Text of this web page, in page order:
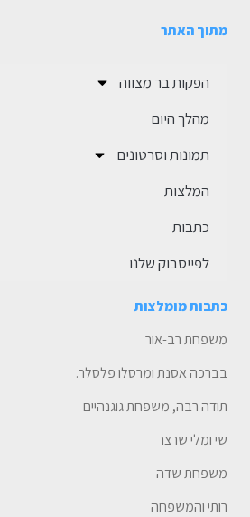
מתוך האתר
הפקות בר מצווה
מהלך היום
תמונות וסרטונים
המלצות
כתבות
לפייסבוק שלנו
כתבות מומלצות
משפחת רב-אור
בברכה אסנת ומרסלו פלסלר.
תודה רבה, משפחת גוגנהיים
שי ומלי שרצר
משפחת שדה
רותי והמשפחה